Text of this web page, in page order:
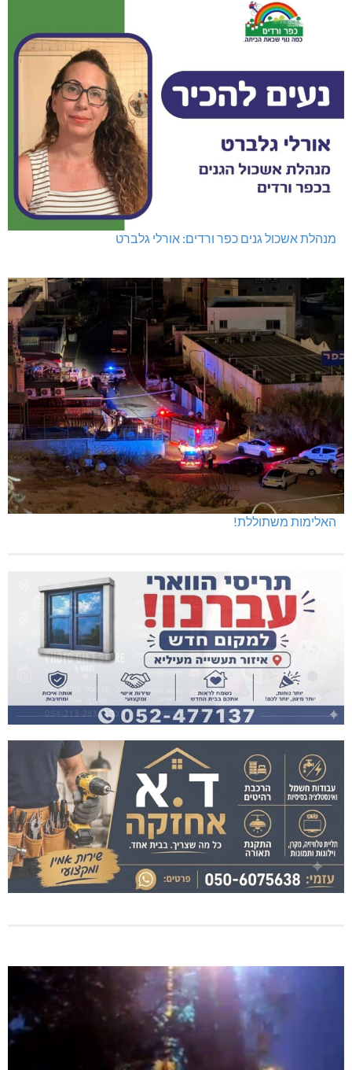
מנהלת אשכול גנים כפר ורדים: אורלי גלברט
האלימות משתוללת!